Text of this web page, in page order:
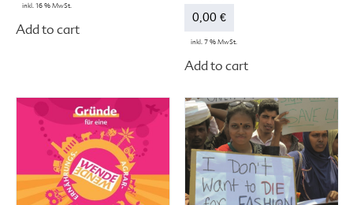
inkl. 16 % MwSt.
Add to cart
0,00 €
inkl. 7 % MwSt.
Add to cart